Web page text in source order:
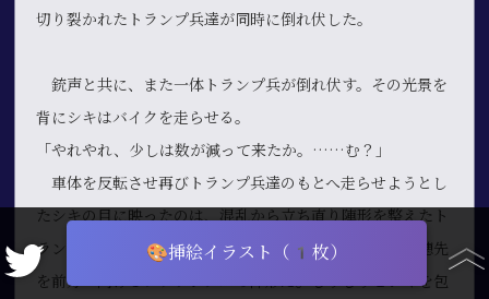
切り裂かれたトランプ兵達が同時に倒れ伏した。
銃声と共に、また一体トランプ兵が倒れ伏す。その光景を
背にシキはバイクを走らせる。
「やれやれ、少しは数が減って来たか。……む？」
車体を反転させ再びトランプ兵達のもとへ走らせようとし
たシキの目に映ったのは、混乱から立ち直り陣形を整えたト
ランプ兵達の姿。横一列に並んで隙間なく盾を構え槍の穂先
を前方へ向ける――ファランクスの陣形だ。じりじりとシキを包
🎨挿絵イラスト（1枚）